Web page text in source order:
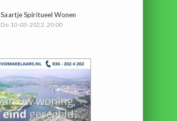
Saartje Spiritueel Wonen
Do 10-03-2022, 20:00